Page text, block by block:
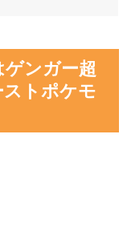
ンガー超
ストポケモ